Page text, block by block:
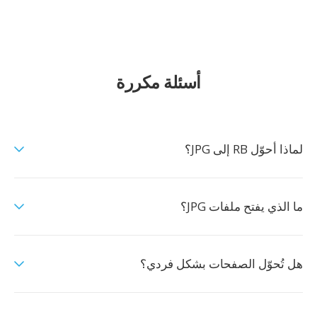
أسئلة مكررة
لماذا أحوّل RB إلى JPG؟
ما الذي يفتح ملفات JPG؟
هل تُحوّل الصفحات بشكل فردي؟